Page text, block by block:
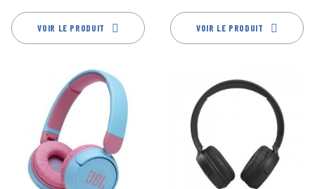
VOIR LE PRODUIT VOIR LE PRODUIT